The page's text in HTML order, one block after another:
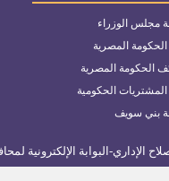
مجلس الوزراء
الحكومة المصرية
الحكومة المصرية
المشتريات الحكومية
بني سويف